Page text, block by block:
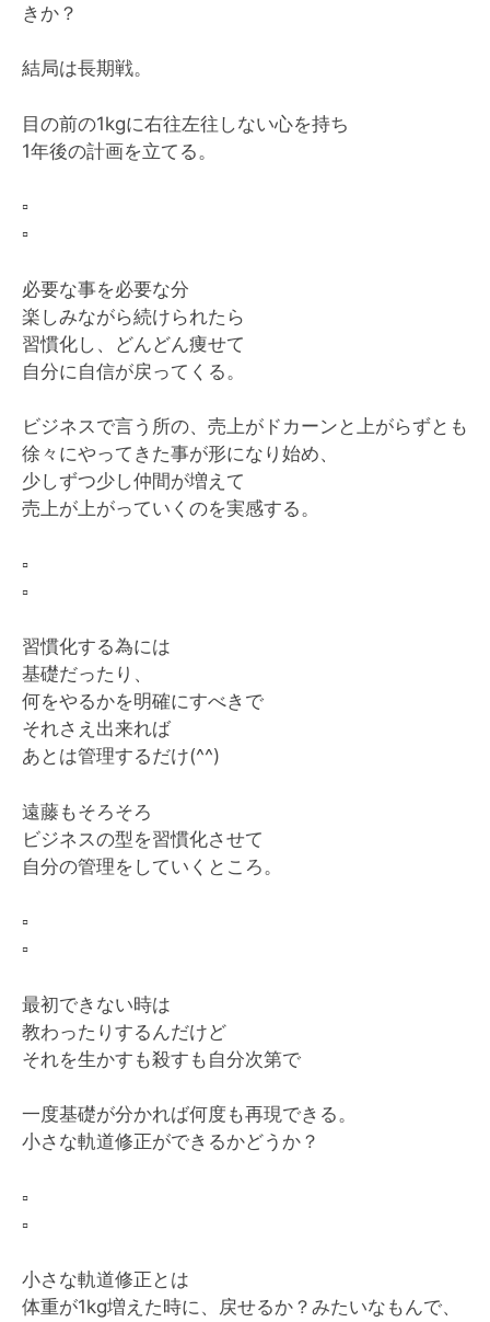
きか？
結局は長期戦。
目の前の1kgに右往左往しない心を持ち
1年後の計画を立てる。
▫️
▫️
必要な事を必要な分
楽しみながら続けられたら
習慣化し、どんどん痩せて
自分に自信が戻ってくる。
ビジネスで言う所の、売上がドカーンと上がらずとも
徐々にやってきた事が形になり始め、
少しずつ少し仲間が増えて
売上が上がっていくのを実感する。
▫️
▫️
習慣化する為には
基礎だったり、
何をやるかを明確にすべきで
それさえ出来れば
あとは管理するだけ(^^)
遠藤もそろそろ
ビジネスの型を習慣化させて
自分の管理をしていくところ。
▫️
▫️
最初できない時は
教わったりするんだけど
それを生かすも殺すも自分次第で
一度基礎が分かれば何度も再現できる。
小さな軌道修正ができるかどうか？
▫️
▫️
小さな軌道修正とは
体重が1kg増えた時に、戻せるか？みたいなもんで、